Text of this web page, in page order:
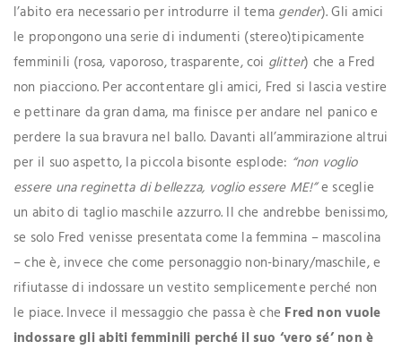
l’abito era necessario per introdurre il tema gender). Gli amici
le propongono una serie di indumenti (stereo)tipicamente
femminili (rosa, vaporoso, trasparente, coi glitter) che a Fred
non piacciono. Per accontentare gli amici, Fred si lascia vestire
e pettinare da gran dama, ma finisce per andare nel panico e
perdere la sua bravura nel ballo. Davanti all’ammirazione altrui
per il suo aspetto, la piccola bisonte esplode: “non voglio
essere una reginetta di bellezza, voglio essere ME!”e sceglie
un abito di taglio maschile azzurro. Il che andrebbe benissimo,
se solo Fred venisse presentata come la femmina – mascolina
– che è, invece che come personaggio non-binary/maschile, e
rifiutasse di indossare un vestito semplicemente perché non
le piace. Invece il messaggio che passa è che Fred non vuole
indossare gli abiti femminili perché il suo ‘vero sé’ non è